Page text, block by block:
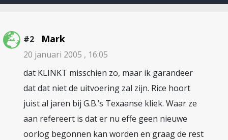
#2 Mark
20 januari 2005 , 16:05
dat KLINKT misschien zo, maar ik garandeer
dat dat niet de uitvoering zal zijn. Rice hoort
juist al jaren bij G.B.’s Texaanse kliek. Waar ze
aan refereert is dat er nu effe geen nieuwe
oorlog begonnen kan worden en graag de rest